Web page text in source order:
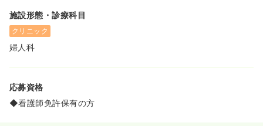
施設形態・診療科目
クリニック
婦人科
応募資格
◆看護師免許保有の方